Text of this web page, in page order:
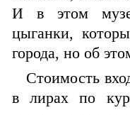
И в этом
цыганки,
города, но об
Стоимость
в лирах по